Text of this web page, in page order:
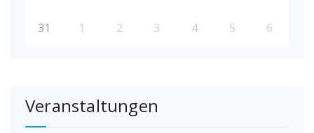
31 1 2 3 4 5 6
Veranstaltungen